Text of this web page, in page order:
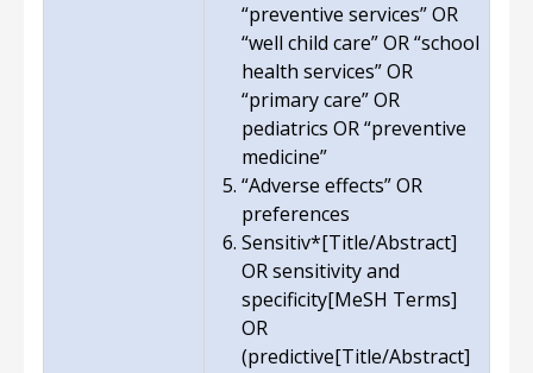
“preventive services” OR
“well child care” OR “school
health services” OR
“primary care” OR
pediatrics OR “preventive
medicine”
“Adverse effects” OR
preferences
Sensitiv*[Title/Abstract]
OR sensitivity and
specificity[MeSH Terms]
OR
(predictive[Title/Abstract]